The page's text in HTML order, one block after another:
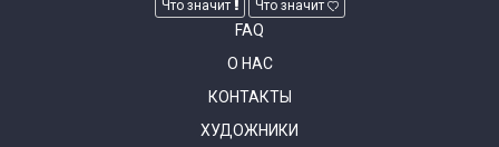
Что значит Что значит
FAQ
О НАС
КОНТАКТЫ
ХУДОЖНИКИ